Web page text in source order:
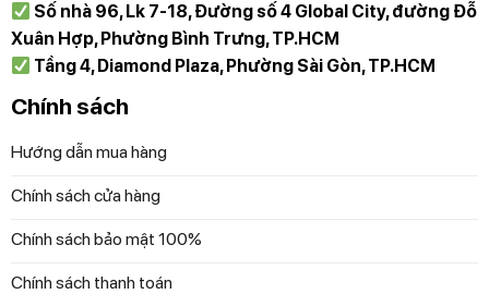
Số nhà 96, Lk 7-18, Đường số 4 Global City, đường Đỗ
Xuân Hợp, Phường Bình Trưng, TP.HCM
Tầng 4, Diamond Plaza, Phường Sài Gòn, TP.HCM
Chính sách
Hướng dẫn mua hàng
Chính sách cửa hàng
Chính sách bảo mật 100%
Chính sách thanh toán